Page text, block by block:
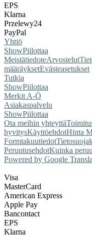
EPS
Klarna
Przelewy24
PayPal
Yhtiö
ShowPiilottaa
MeistätiedoteArvostelut
määräyksetEvästeasetukset
Tutkia
ShowPiilottaa
Merkit A-Ö
Asiakaspalvelu
ShowPiilottaa
Ota meihin yhteyttä
hyvitysKäyttöehdotHinta
Formtakuutiedot
PeruutusehdotKuinka
Powered by Google
Visa
MasterCard
American Express
Apple Pay
Bancontact
EPS
Klarna